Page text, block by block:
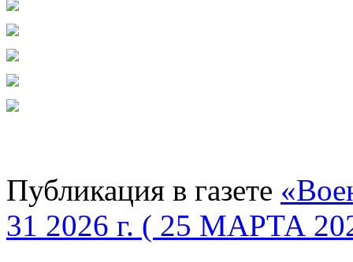
Публикация в газете
31 2026 г. ( 25 МАРТА